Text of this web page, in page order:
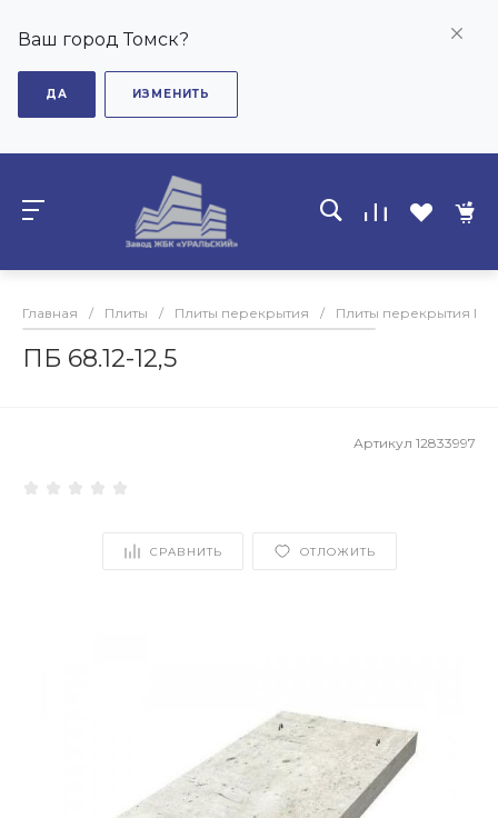
Ваш город Томск?
ДА ИЗМЕНИТЬ
Главная / Плиты / Плиты перекрытия / Плиты перекрытия ПБ
ПБ 68.12-12,5
Артикул 12833997
СРАВНИТЬ ОТЛОЖИТЬ